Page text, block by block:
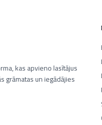
kas apvieno lasītājus
grāmatas un iegādājies